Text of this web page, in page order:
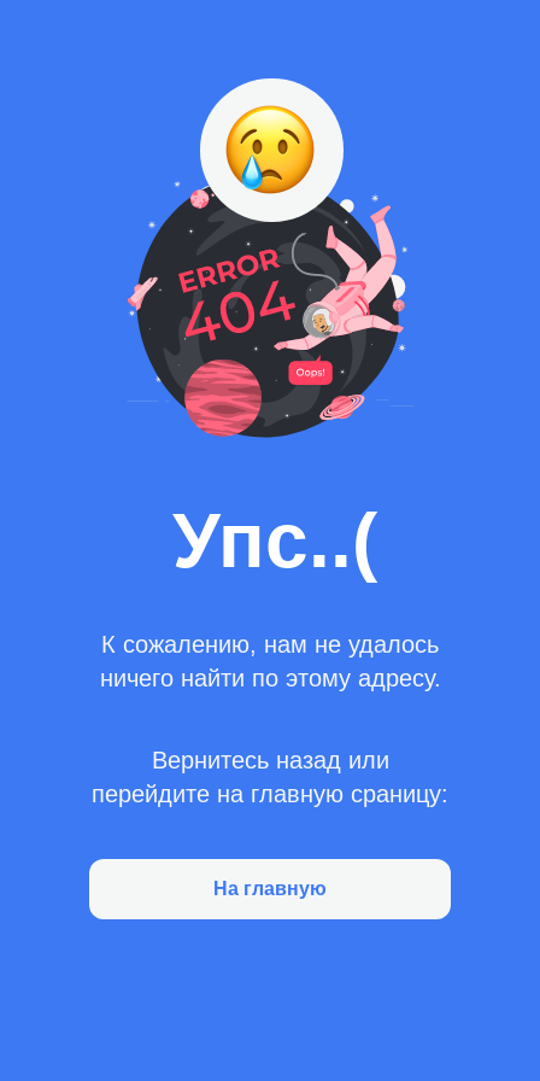
Упс..(
К сожалению, нам не удалось
ничего найти по этому адресу.
Вернитесь назад или
перейдите на главную сраницу:
На главную